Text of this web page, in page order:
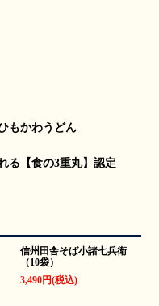
もかわうどん
る【食の3重丸】認定
信州田舎そば小諸七兵衛
（10袋）
3,490円(税込)